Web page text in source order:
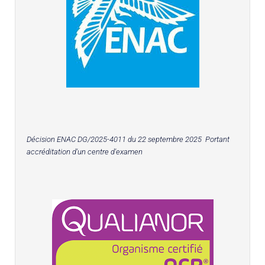
Décision ENAC DG/2025-4011 du 22 septembre 2025 Portant
accréditation d'un centre d'examen